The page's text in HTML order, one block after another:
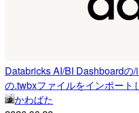
Databricks AI/BI Dashboardの
の.twbxファイルをインポート
かわばた